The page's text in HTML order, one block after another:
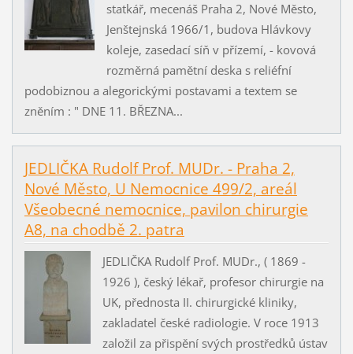
statkář, mecenáš Praha 2, Nové Město,
Jenštejnská 1966/1, budova Hlávkovy
koleje, zasedací síň v přízemí, - kovová
rozměrná pamětní deska s reliéfní
podobiznou a alegorickými postavami a textem se
zněním : " DNE 11. BŘEZNA...
JEDLIČKA Rudolf Prof. MUDr. - Praha 2,
Nové Město, U Nemocnice 499/2, areál
Všeobecné nemocnice, pavilon chirurgie
A8, na chodbě 2. patra
JEDLIČKA Rudolf Prof. MUDr., ( 1869 -
1926 ), český lékař, profesor chirurgie na
UK, přednosta II. chirurgické kliniky,
zakladatel české radiologie. V roce 1913
založil za přispění svých prostředků ústav